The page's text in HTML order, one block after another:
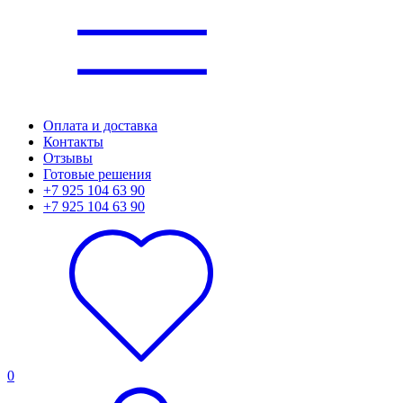
Оплата и доставка
Контакты
Отзывы
Готовые решения
+7 925 104 63 90
+7 925 104 63 90
0